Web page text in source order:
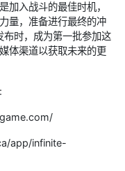
加入战斗的最佳时机，
量，准备进行最终的冲
时，成为第一批参加这
体渠道以获取未来的更
app/infinite-